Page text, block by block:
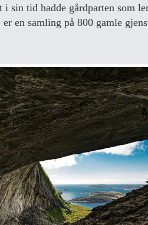
sin tid hadde gårdparten som
en samling på 800 gamle